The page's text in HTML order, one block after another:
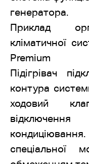
генератора.
Приклад
кліматичної
Premium
Підігрівач
контура
ходовий
відключення
спеціальної